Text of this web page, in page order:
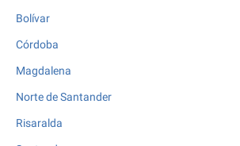
Bolívar
Córdoba
Magdalena
Norte de Santander
Risaralda